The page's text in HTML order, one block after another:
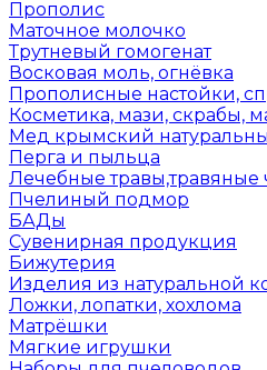
Прополис
Маточное молочко
Трутневый гомогенат
Восковая моль, огнёвка
Прополисные настойки,
Косметика, мази, скрабы,
Мед крымский
Перга и пыльца
Лечебные травы,травяные
Пчелиный подмор
БАДы
Сувенирная продукция
Бижутерия
Изделия из натуральной
Ложки, лопатки, хохлома
Матрёшки
Мягкие игрушки